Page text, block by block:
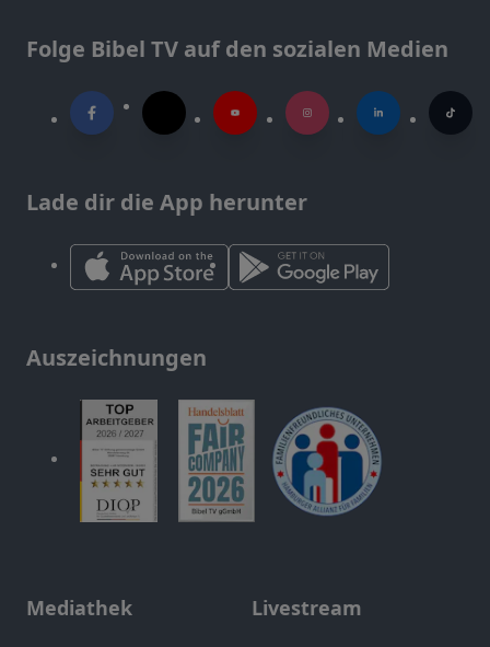
Folge Bibel TV auf den sozialen Medien
Lade dir die App herunter
Auszeichnungen
Mediathek Livestream